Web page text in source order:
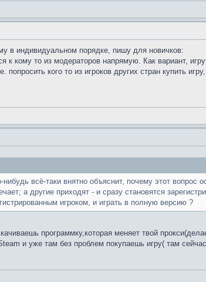
в индивидуальном порядке, пишу для новичков:
к кому то из модераторов напрямую. Как вариант,
попросить кого то из игроков других стран купить
всё-таки внятно объяснит, почему этот вопрос
а другие приходят - и сразу становятся
игроком, и играть в полную версию ?
программку,которая меняет твой
и уже там без проблем покупаешь игру( там